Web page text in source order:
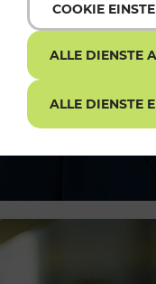
COOKIE
ALLE DIENSTE
ALLE DIENSTE